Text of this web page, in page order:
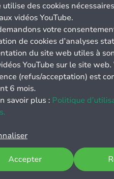
utilise des cookies
vidéos YouTube.
votre
de cookies d’analyses
du site web utiles à
YouTube sur le site web.
(refus/acceptation) est
6 mois.
savoir plus : Politique
Accepter